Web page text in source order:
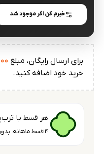
خبرم کن اگر موجود شد
برای ارسال رایگان، مبلغ
خرید خود اضافه کنید.
هر قسط با
۴ قسط ماهانه. بدون سود، چک و ضامن.